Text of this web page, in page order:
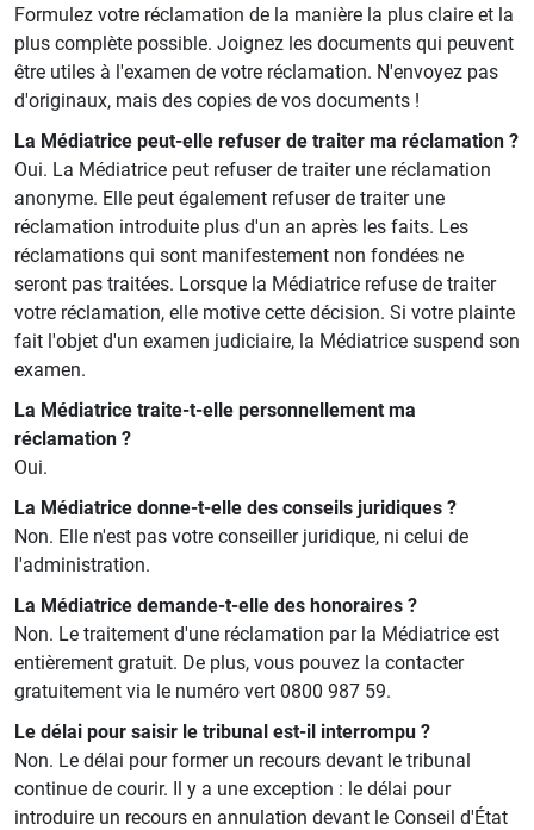
Formulez votre réclamation de la manière la plus claire et la
plus complète possible. Joignez les documents qui peuvent
être utiles à l'examen de votre réclamation. N'envoyez pas
d'originaux, mais des copies de vos documents !
La Médiatrice peut-elle refuser de traiter ma réclamation ?
Oui. La Médiatrice peut refuser de traiter une réclamation
anonyme. Elle peut également refuser de traiter une
réclamation introduite plus d'un an après les faits. Les
réclamations qui sont manifestement non fondées ne
seront pas traitées. Lorsque la Médiatrice refuse de traiter
votre réclamation, elle motive cette décision. Si votre plainte
fait l'objet d'un examen judiciaire, la Médiatrice suspend son
examen.
La Médiatrice traite-t-elle personnellement ma
réclamation ?
Oui.
La Médiatrice donne-t-elle des conseils juridiques ?
Non. Elle n'est pas votre conseiller juridique, ni celui de
l'administration.
La Médiatrice demande-t-elle des honoraires ?
Non. Le traitement d'une réclamation par la Médiatrice est
entièrement gratuit. De plus, vous pouvez la contacter
gratuitement via le numéro vert 0800 987 59.
Le délai pour saisir le tribunal est-il interrompu ?
Non. Le délai pour former un recours devant le tribunal
continue de courir. Il y a une exception : le délai pour
introduire un recours en annulation devant le Conseil d'État